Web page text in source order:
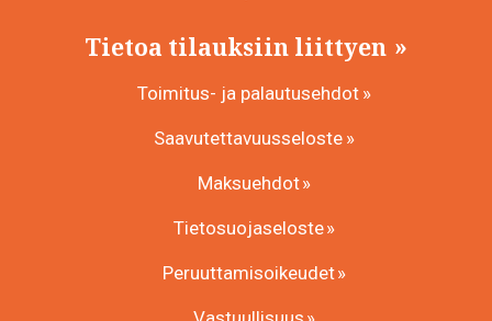
Tietoa tilauksiin liittyen
Toimitus- ja palautusehdot
Saavutettavuusseloste
Maksuehdot
Tietosuojaseloste
Peruuttamisoikeudet